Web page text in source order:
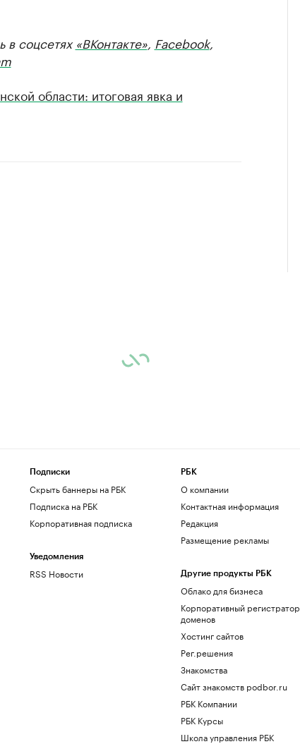
в соцсетях«ВКонтакте», Facebook,
области: итоговая явка и
Подписки
Скрыть баннеры на РБК
Подписка на РБК
Корпоративная подписка
Уведомления
RSS Новости
РБК
О компании
Контактная информация
Редакция
Размещение рекламы
Другие продукты РБК
Облако для бизнеса
Корпоративный регистратор
доменов
Хостинг сайтов
Рег.решения
Знакомства
Сайт знакомств podbor.ru
РБК Компании
РБК Курсы
Школа управления РБК